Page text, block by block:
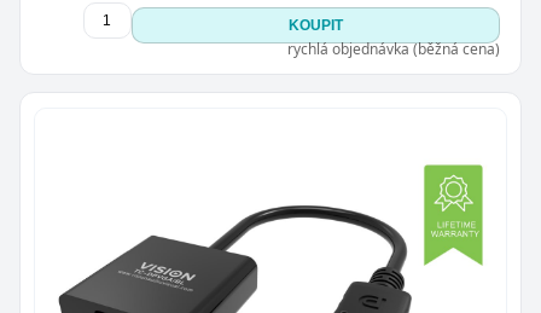
KOUPIT
rychlá objednávka (běžná cena)